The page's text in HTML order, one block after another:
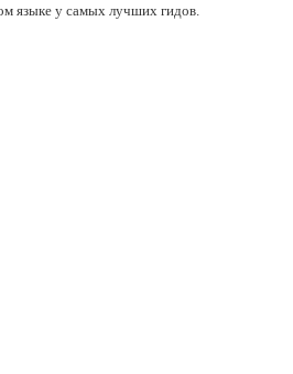
языке у самых лучших гидов.